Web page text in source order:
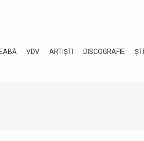
VDV ARTIȘTI DISCOGRAFIE